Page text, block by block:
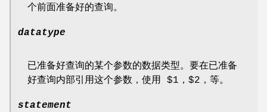
个前面准备好的查询。
datatype
已准备好查询的某个参数的数据类型。要在已准备
好查询内部引用这个参数，使用 $1，$2，等。
statement